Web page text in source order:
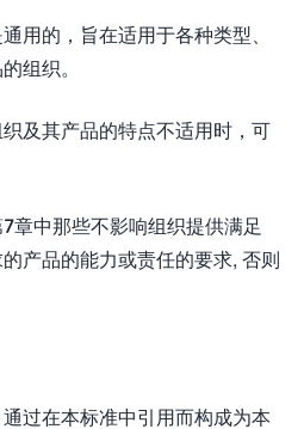
用的，旨在适用于各种类型、
组织。
及其产品的特点不适用时，可
章中那些不影响组织提供满足
产品的能力或责任的要求, 否则
过在本标准中引用而构成为本